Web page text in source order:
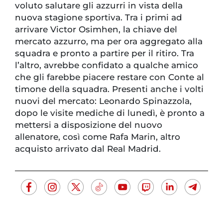
voluto salutare gli azzurri in vista della
nuova stagione sportiva. Tra i primi ad
arrivare Victor Osimhen, la chiave del
mercato azzurro, ma per ora aggregato alla
squadra e pronto a partire per il ritiro. Tra
l’altro, avrebbe confidato a qualche amico
che gli farebbe piacere restare con Conte al
timone della squadra. Presenti anche i volti
nuovi del mercato: Leonardo Spinazzola,
dopo le visite mediche di lunedì, è pronto a
mettersi a disposizione del nuovo
allenatore, così come Rafa Marin, altro
acquisto arrivato dal Real Madrid.